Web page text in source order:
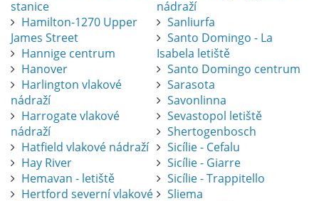
stanice
Hamilton-1270 Upper
James Street
Hannige centrum
Hanover
Harlington vlakové
nádraží
Harrogate vlakové
nádraží
Hatfield vlakové nádraží
Hay River
Hemavan - letiště
Hertford severní vlakové
nádraží
Sanliurfa
Santo Domingo - La
Isabela letiště
Santo Domingo centrum
Sarasota
Savonlinna
Sevastopol letiště
Shertogenbosch
Sicílie - Cefalu
Sicílie - Giarre
Sicílie - Trappitello
Sliema